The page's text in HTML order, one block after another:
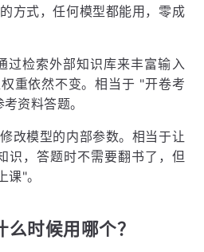
方式，任何模型都能用，零成
过检索外部知识库来丰富输入
重依然不变。相当于 "开卷考
资料答题。
改模型的内部参数。相当于让
识，答题时不需要翻书了，但
"。
时候用哪个？